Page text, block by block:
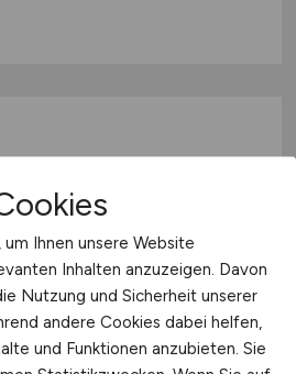
(m/w/d)für die
Ihnen unsere Website
Inhalten anzuzeigen. Davon
Nutzung und Sicherheit unserer
andere Cookies dabei helfen,
und Funktionen anzubieten. Sie